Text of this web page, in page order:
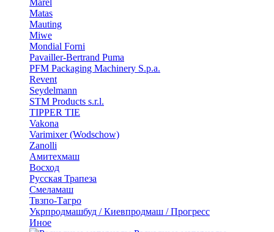
Marel
Matas
Mauting
Miwe
Mondial Forni
Pavailler-Bertrand Puma
PFM Packaging Machinery S.p.a.
Revent
Seydelmann
STM Products s.r.l.
TIPPER TIE
Vakona
Varimixer (Wodschow)
Zanolli
Амитехмаш
Восход
Русская Трапеза
Смеламаш
Твзпо-Тагро
Укрпродмашбуд / Киевпродмаш / Прогресс
Иное